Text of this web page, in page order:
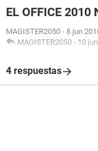
EL OFFICE 2010
MAGISTER2050 - 8 jun
MAGISTER2050 - 10
4 respuestas